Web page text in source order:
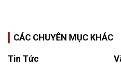
CÁC CHUYÊN MỤC KHÁC
Tin Tức